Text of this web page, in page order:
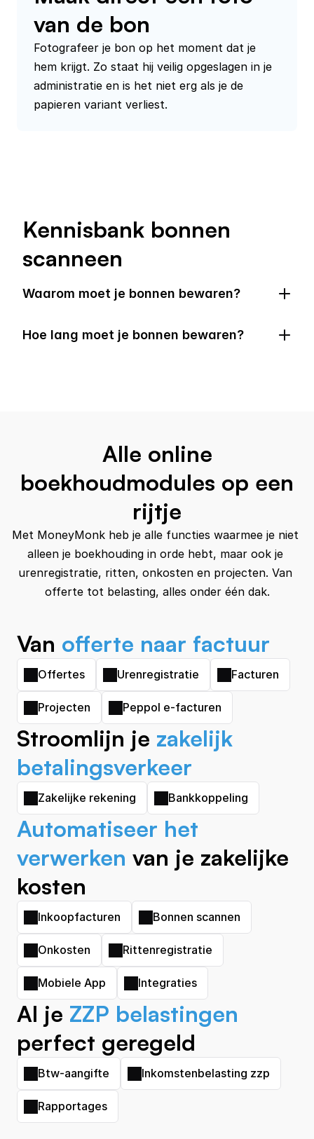
van de bon
Fotografeer je bon op het moment dat je
hem krijgt. Zo staat hij veilig opgeslagen in je
administratie en is het niet erg als je de
papieren variant verliest.
Kennisbank bonnen
scanneen
Waarom moet je bonnen bewaren?
Hoe lang moet je bonnen bewaren?
Alle online
boekhoudmodules op een
rijtje
Met MoneyMonk heb je alle functies waarmee je niet
alleen je boekhouding in orde hebt, maar ook je
urenregistratie, ritten, onkosten en projecten. Van
Van offerte naar factuur
Offertes Urenregistratie Facturen
Projecten Peppol e-facturen
Stroomlijn je zakelijk
betalingsverkeer
Zakelijke rekening Bankkoppeling
Automatiseer het
verwerken van je zakelijke
kosten
Inkoopfacturen Bonnen scannen
Onkosten Rittenregistratie
Mobiele App Integraties
Al je ZZP belastingen
perfect geregeld
Btw-aangifte Inkomstenbelasting zzp
Rapportages